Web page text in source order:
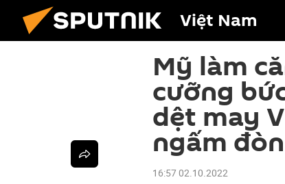
Việt Nam
Mỹ làm
cưỡng
dệt may
ngấm đòn
16:57 02.10.2022